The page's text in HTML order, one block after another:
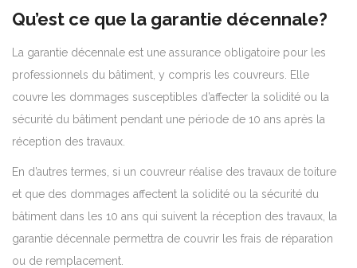
Qu’est ce que la garantie décennale?
La garantie décennale est une assurance obligatoire pour les
professionnels du bâtiment, y compris les couvreurs. Elle
couvre les dommages susceptibles d’affecter la solidité ou la
sécurité du bâtiment pendant une période de 10 ans après la
réception des travaux.
En d’autres termes, si un couvreur réalise des travaux de toiture
et que des dommages affectent la solidité ou la sécurité du
bâtiment dans les 10 ans qui suivent la réception des travaux, la
garantie décennale permettra de couvrir les frais de réparation
ou de remplacement.